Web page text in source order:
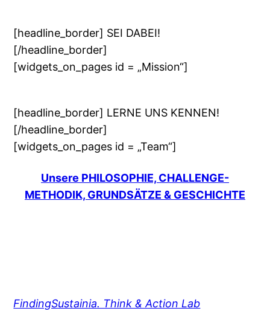
[headline_border] SEI DABEI!
[/headline_border]
[widgets_on_pages id = „Mission“]
[headline_border] LERNE UNS KENNEN!
[/headline_border]
[widgets_on_pages id = „Team“]
Unsere PHILOSOPHIE, CHALLENGE-
METHODIK, GRUNDSÄTZE & GESCHICHTE
FindingSustainia. Think & Action Lab